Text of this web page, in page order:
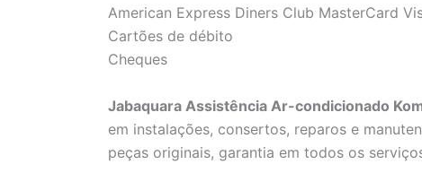
American Express Diners Club MasterCard
Cartões de débito
Cheques
Jabaquara Assistência Ar-condicionado
em instalações, consertos, reparos e
peças originais, garantia em todos os